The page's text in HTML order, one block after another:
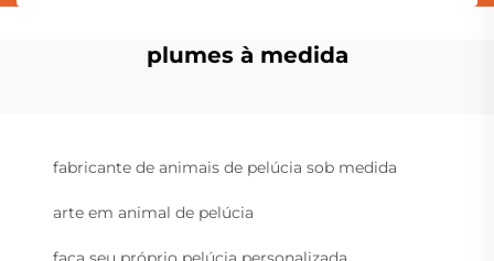
plumes à medida
fabricante de animais de pelúcia sob medida
arte em animal de pelúcia